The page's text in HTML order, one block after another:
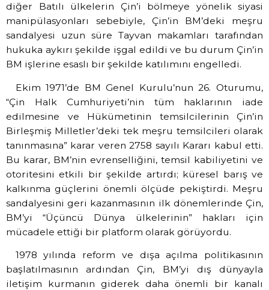
diğer Batılı ülkelerin Çin’i bölmeye yönelik siyasi
manipülasyonları sebebiyle, Çin’in BM’deki meşru
sandalyesi uzun süre Tayvan makamları tarafından
hukuka aykırı şekilde işgal edildi ve bu durum Çin’in
BM işlerine esaslı bir şekilde katılımını engelledi.
Ekim 1971’de BM Genel Kurulu’nun 26. Oturumu,
“Çin Halk Cumhuriyeti’nin tüm haklarının iade
edilmesine ve Hükümetinin temsilcilerinin Çin’in
Birleşmiş Milletler’deki tek meşru temsilcileri olarak
tanınmasına” karar veren 2758 sayılı Kararı kabul etti.
Bu karar, BM’nin evrenselliğini, temsil kabiliyetini ve
otoritesini etkili bir şekilde artırdı; küresel barış ve
kalkınma güçlerini önemli ölçüde pekiştirdi. Meşru
sandalyesini geri kazanmasının ilk dönemlerinde Çin,
BM’yi “Üçüncü Dünya ülkelerinin” hakları için
mücadele ettiği bir platform olarak görüyordu.
1978 yılında reform ve dışa açılma politikasının
başlatılmasının ardından Çin, BM’yi dış dünyayla
iletişim kurmanın giderek daha önemli bir kanalı